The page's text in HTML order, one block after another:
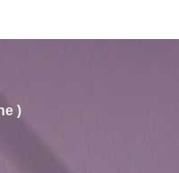
)